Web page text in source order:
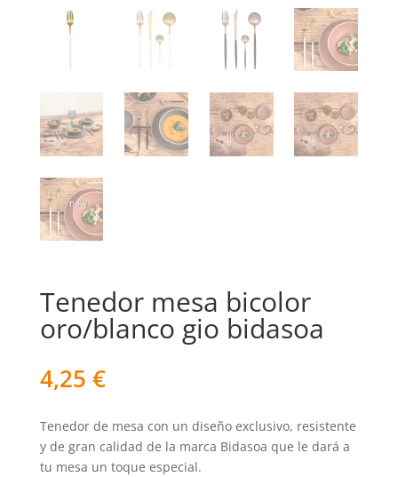
Tenedor mesa bicolor
oro/blanco gio bidasoa
4,25 €
Tenedor de mesa con un diseño exclusivo, resistente
y de gran calidad de la marca Bidasoa que le dará a
tu mesa un toque especial.